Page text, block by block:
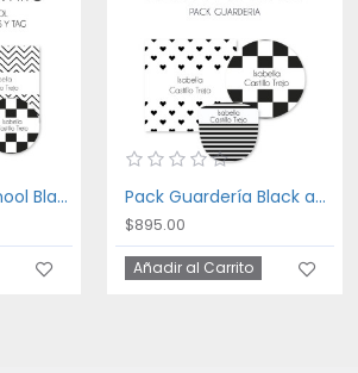
Pack Back to School Black and White Pack Guardería Black and White
$895.00
Añadir al Carrito